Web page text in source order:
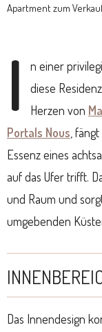
Apartment zum
I
n einer
diese
Herzen von
Portals Nous ,
Essenz eines
auf das Ufer trifft.
und Raum und
umgebenden
Das Innendesign